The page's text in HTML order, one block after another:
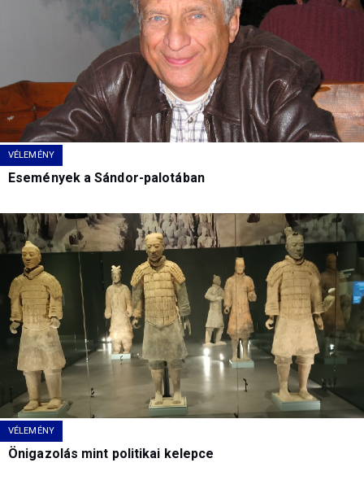
VÉLEMÉNY
Események a Sándor-palotában
VÉLEMÉNY
Önigazolás mint politikai kelepce